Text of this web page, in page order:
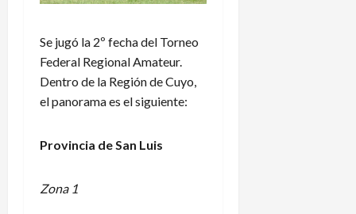
Se jugó la 2º fecha del Torneo
Federal Regional Amateur.
Dentro de la Región de Cuyo,
el panorama es el siguiente:
Provincia de San Luis
Zona 1